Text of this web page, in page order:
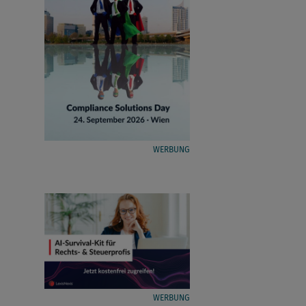
WERBUNG
WERBUNG